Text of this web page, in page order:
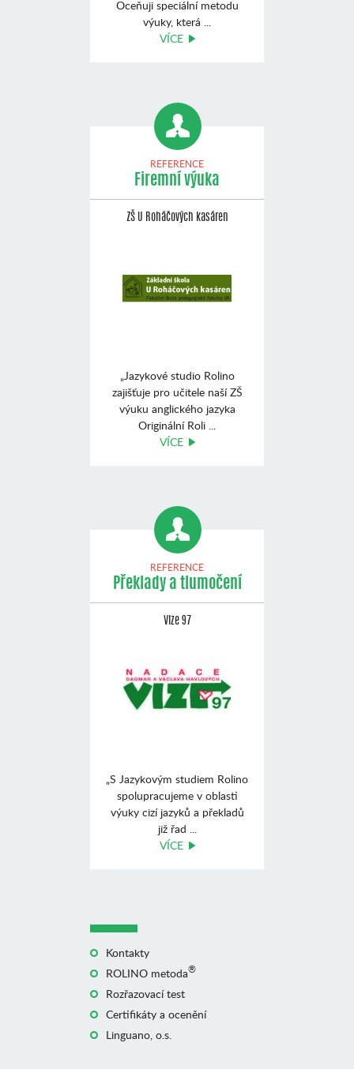
Oceňuji speciální metodu
výuky, která ...
VÍCE
REFERENCE
Firemní výuka
ZŠ U Roháčových kasáren
„Jazykové studio Rolino
zajišťuje pro učitele naší ZŠ
výuku anglického jazyka
Originální Roli ...
VÍCE
REFERENCE
Překlady a tlumočení
Vize 97
„S Jazykovým studiem Rolino
spolupracujeme v oblasti
výuky cizí jazyků a překladů
již řad ...
VÍCE
Kontakty
ROLINO metoda®
Rozřazovací test
Certifikáty a ocenění
Linguano, o.s.